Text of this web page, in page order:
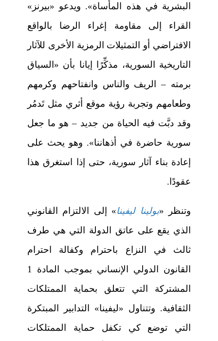
البشرية في هذه المأساة». ويدعو «بيرنز»
القراء إلى مقاومة إغراء الرضا بالواقع
الافتراضي أو التمثيلات الرمزية الأخرى للآثار
التاريخية السورية، مذكِّرًا إيانا بأن «السياق
برمته – الريف والناس وانفتاحهم وكرمهم
وطعامهم وتجربة رؤية موقع أثري مثل تَدمُر
وقد دبَّت فيه الحياة من جديد – هو ما جعل
سورية حاضرة في أذهاننا». وهو يحث على
إعادة بناء آثار سورية، حتى إذا استغرق هذا
عقودًا.
وتنظر «بولينا ليفينا» إلى الالتزام القانوني
الذي يقع على عاتق الدولة التي هي طرف
ثالث في النزاع باحترام وكفالة احترام
القانون الدولي الإنساني بموجب المادة 1
المشتركة التي تتعلق بحماية الممتلكات
الثقافية. وتتناول «ليفينا» التدابير المبتكرة
التي توضع كي تكفل حماية الممتلكات